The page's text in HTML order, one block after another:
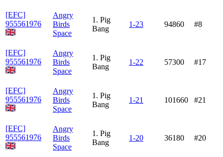
[EFC]
955561976
Angry
Birds
Space
1. Pig
Bang
1-23 94860 #8
[EFC]
955561976
Angry
Birds
Space
1. Pig
Bang
1-22 57300 #17
[EFC]
955561976
Angry
Birds
Space
1. Pig
Bang
1-21 101660 #21
[EFC]
955561976
Angry
Birds
Space
1. Pig
Bang
1-20 36180 #20